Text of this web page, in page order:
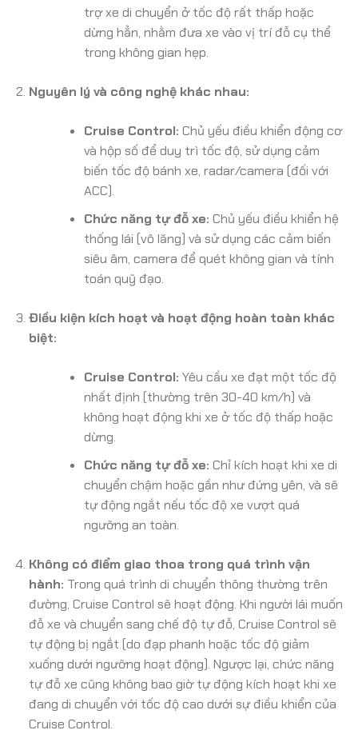
trợ xe di chuyển ở tốc độ rất thấp hoặc
dừng hẳn, nhằm đưa xe vào vị trí đỗ cụ thể
trong không gian hẹp.
Nguyên lý và công nghệ khác nhau:
Cruise Control: Chủ yếu điều khiển động cơ
và hộp số để duy trì tốc độ, sử dụng cảm
biến tốc độ bánh xe, radar/camera (đối với
ACC).
Chức năng tự đỗ xe: Chủ yếu điều khiển hệ
thống lái (vô lăng) và sử dụng các cảm biến
siêu âm, camera để quét không gian và tính
toán quỹ đạo.
Điều kiện kích hoạt và hoạt động hoàn toàn khác
biệt:
Cruise Control: Yêu cầu xe đạt một tốc độ
nhất định (thường trên 30-40 km/h) và
không hoạt động khi xe ở tốc độ thấp hoặc
dừng.
Chức năng tự đỗ xe: Chỉ kích hoạt khi xe di
chuyển chậm hoặc gần như đứng yên, và sẽ
tự động ngắt nếu tốc độ xe vượt quá
ngưỡng an toàn.
Không có điểm giao thoa trong quá trình vận
hành: Trong quá trình di chuyển thông thường trên
đường, Cruise Control sẽ hoạt động. Khi người lái muốn
đỗ xe và chuyển sang chế độ tự đỗ, Cruise Control sẽ
tự động bị ngắt (do đạp phanh hoặc tốc độ giảm
xuống dưới ngưỡng hoạt động). Ngược lại, chức năng
tự đỗ xe cũng không bao giờ tự động kích hoạt khi xe
đang di chuyển với tốc độ cao dưới sự điều khiển của
Cruise Control.